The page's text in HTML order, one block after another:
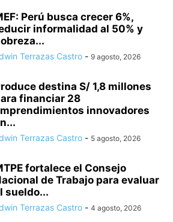
Perú busca crecer 6%,
informalidad al 50% y
Terrazas Castro - 9 agosto, 2026
destina S/ 1,8 millones
financiar 28
innovadores
Terrazas Castro - 5 agosto, 2026
fortalece el Consejo
de Trabajo para evaluar
sueldo...
Terrazas Castro - 4 agosto, 2026